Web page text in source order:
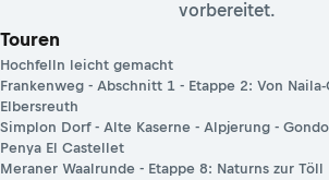
vorbereitet.
Touren
Hochfelln leicht gemacht
Frankenweg - Abschnitt 1 - Etappe 2: Von
Elbersreuth
Simplon Dorf - Alte Kaserne - Alpjerung - Gondo
Penya El Castellet
Meraner Waalrunde - Etappe 8: Naturns zur Töll